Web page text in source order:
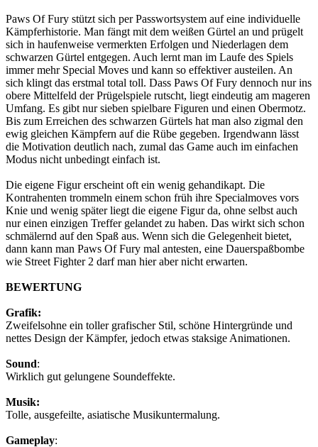
Paws Of Fury stützt sich per Passwortsystem auf eine individuelle
Kämpferhistorie. Man fängt mit dem weißen Gürtel an und prügelt
sich in haufenweise vermerkten Erfolgen und Niederlagen dem
schwarzen Gürtel entgegen. Auch lernt man im Laufe des Spiels
immer mehr Special Moves und kann so effektiver austeilen. An
sich klingt das erstmal total toll. Dass Paws Of Fury dennoch nur ins
obere Mittelfeld der Prügelspiele rutscht, liegt eindeutig am mageren
Umfang. Es gibt nur sieben spielbare Figuren und einen Obermotz.
Bis zum Erreichen des schwarzen Gürtels hat man also zigmal den
ewig gleichen Kämpfern auf die Rübe gegeben. Irgendwann lässt
die Motivation deutlich nach, zumal das Game auch im einfachen
Modus nicht unbedingt einfach ist.
Die eigene Figur erscheint oft ein wenig gehandikapt. Die
Kontrahenten trommeln einem schon früh ihre Specialmoves vors
Knie und wenig später liegt die eigene Figur da, ohne selbst auch
nur einen einzigen Treffer gelandet zu haben. Das wirkt sich schon
schmälernd auf den Spaß aus. Wenn sich die Gelegenheit bietet,
dann kann man Paws Of Fury mal antesten, eine Dauerspaßbombe
wie Street Fighter 2 darf man hier aber nicht erwarten.
BEWERTUNG
Grafik:
Zweifelsohne ein toller grafischer Stil, schöne Hintergründe und
nettes Design der Kämpfer, jedoch etwas staksige Animationen.
Sound:
Wirklich gut gelungene Soundeffekte.
Musik:
Tolle, ausgefeilte, asiatische Musikuntermalung.
Gameplay: